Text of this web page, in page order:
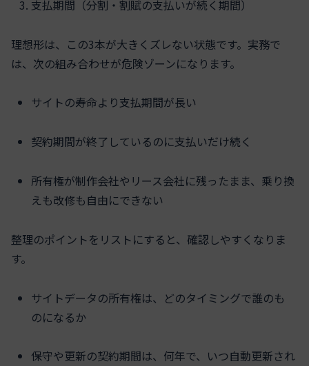
支払期間（分割・割賦の支払いが続く期間）
理想形は、この3本が大きくズレない状態です。実務で
は、次の組み合わせが危険ゾーンになります。
サイトの寿命より支払期間が長い
契約期間が終了しているのに支払いだけ続く
所有権が制作会社やリース会社に残ったまま、乗り換
えも改修も自由にできない
整理のポイントをリストにすると、確認しやすくなりま
す。
サイトデータの所有権は、どのタイミングで誰のも
のになるか
保守や更新の契約期間は、何年で、いつ自動更新され